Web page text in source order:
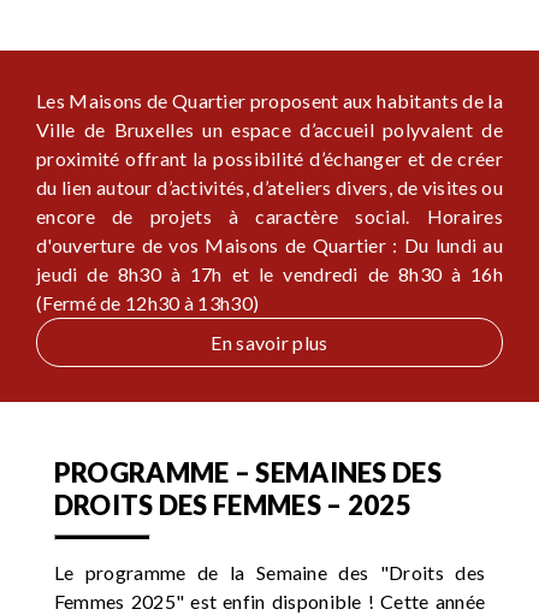
Les Maisons de Quartier proposent aux habitants de la
Ville de Bruxelles un espace d’accueil polyvalent de
proximité offrant la possibilité d’échanger et de créer
du lien autour d’activités, d’ateliers divers, de visites ou
encore de projets à caractère social. Horaires
d'ouverture de vos Maisons de Quartier : Du lundi au
jeudi de 8h30 à 17h et le vendredi de 8h30 à 16h
(Fermé de 12h30 à 13h30)
En savoir plus
PROGRAMME – SEMAINES DES
DROITS DES FEMMES – 2025
Le programme de la Semaine des "Droits des
Femmes 2025" est enfin disponible ! Cette année